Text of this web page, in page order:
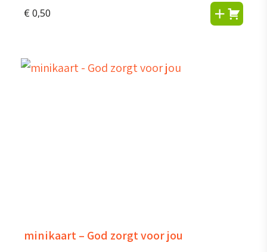
€ 0,50
minikaart – God zorgt voor jou